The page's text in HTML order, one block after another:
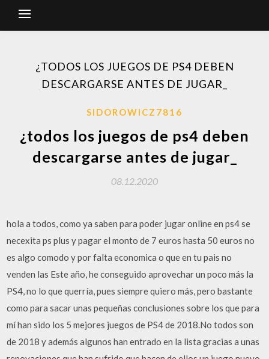
¿TODOS LOS JUEGOS DE PS4 DEBEN
DESCARGARSE ANTES DE JUGAR_
SIDOROWICZ7816
¿todos los juegos de ps4 deben
descargarse antes de jugar_
08.12.2020
hola a todos, como ya saben para poder jugar online en ps4 se
necexita ps plus y pagar el monto de 7 euros hasta 50 euros no
es algo comodo y por falta economica o que en tu pais no
venden las Este año, he conseguido aprovechar un poco más la
PS4, no lo que querría, pues siempre quiero más, pero bastante
como para sacar unas pequeñas conclusiones sobre los que para
mí han sido los 5 mejores juegos de PS4 de 2018.No todos son
de 2018 y además algunos han entrado en la lista gracias a unas